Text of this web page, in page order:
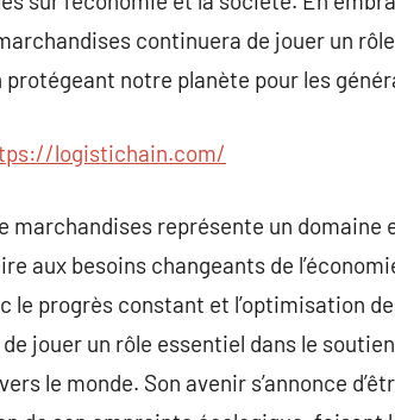
continuera de jouer un
notre planète pour les
logistichain.com/
marchandises représente un domaine
aux besoins changeants de
le progrès constant et l’optimisation
jouer un rôle essentiel dans le
le monde. Son avenir s’annonce